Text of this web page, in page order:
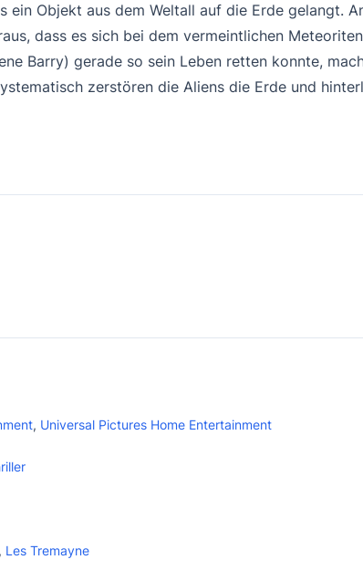
ein Objekt aus dem Weltall auf die Erde gelangt.
dass es sich bei dem vermeintlichen
Barry) gerade so sein Leben retten konnte,
zerstören die Aliens die Erde und
, Universal Pictures Home Entertainment
, Les Tremayne